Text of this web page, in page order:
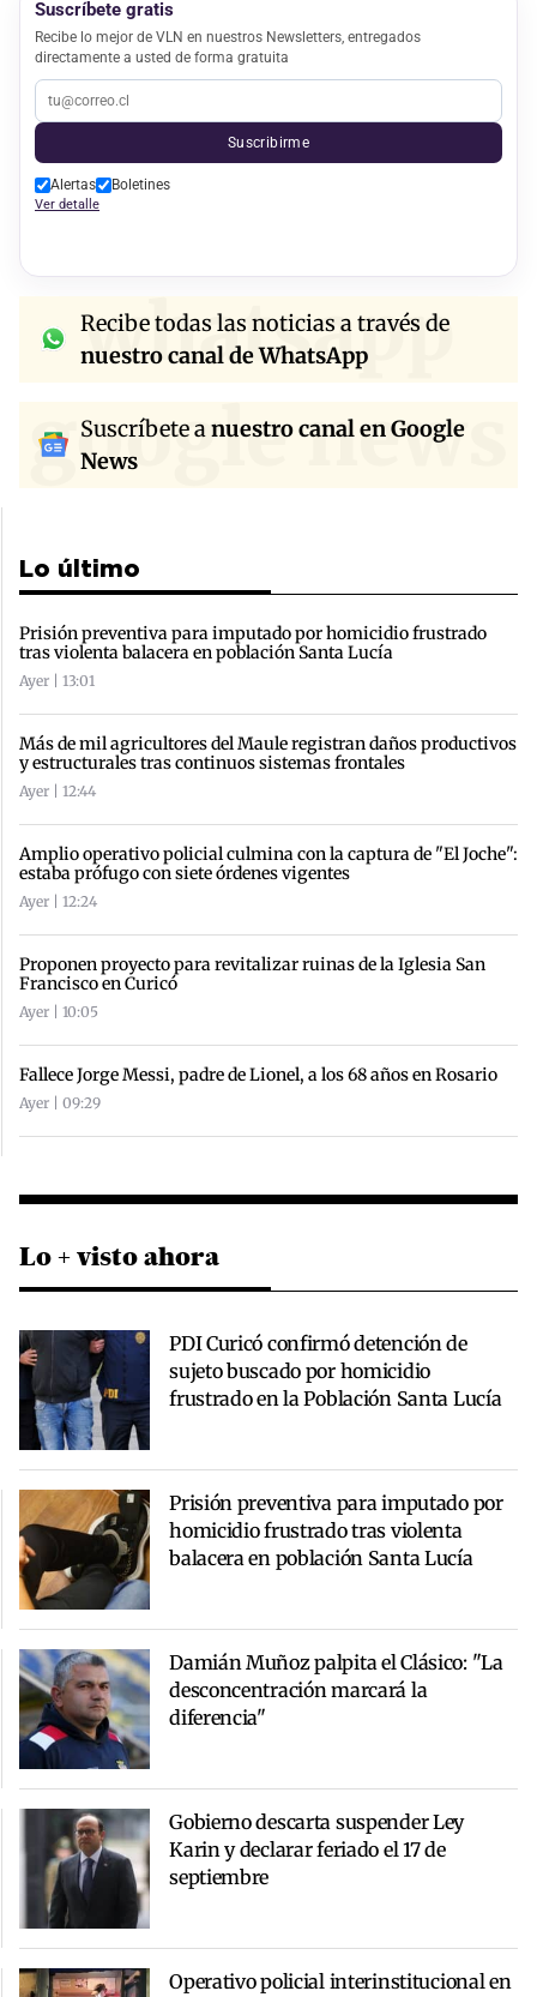
Suscríbete gratis
Recibe lo mejor de VLN en nuestros Newsletters, entregados
directamente a usted de forma gratuita
Suscribirme
Alertas Boletines
Ver detalle
whatsapp
Recibe todas las noticias a través de
nuestro canal de WhatsApp
google news
Suscríbete anuestro canal en Google
News
Lo último
Prisión preventiva para imputado por homicidio frustrado
tras violenta balacera en población Santa Lucía
Ayer | 13:01
Más de mil agricultores del Maule registran daños productivos
y estructurales tras continuos sistemas frontales
Ayer | 12:44
Amplio operativo policial culmina con la captura de "El Joche":
estaba prófugo con siete órdenes vigentes
Ayer | 12:24
Proponen proyecto para revitalizar ruinas de la Iglesia San
Francisco en Curicó
Ayer | 10:05
Fallece Jorge Messi, padre de Lionel, a los 68 años en Rosario
Ayer | 09:29
Lo + visto ahora
PDI Curicó confirmó detención de
sujeto buscado por homicidio
frustrado en la Población Santa Lucía
Prisión preventiva para imputado por
homicidio frustrado tras violenta
balacera en población Santa Lucía
Damián Muñoz palpita el Clásico: "La
desconcentración marcará la
diferencia"
Gobierno descarta suspender Ley
Karin y declarar feriado el 17 de
septiembre
Operativo policial interinstitucional en